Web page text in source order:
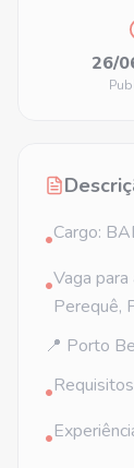
26/
•Cargo:
•Vaga
Perequê,
📍 Porto
•
•